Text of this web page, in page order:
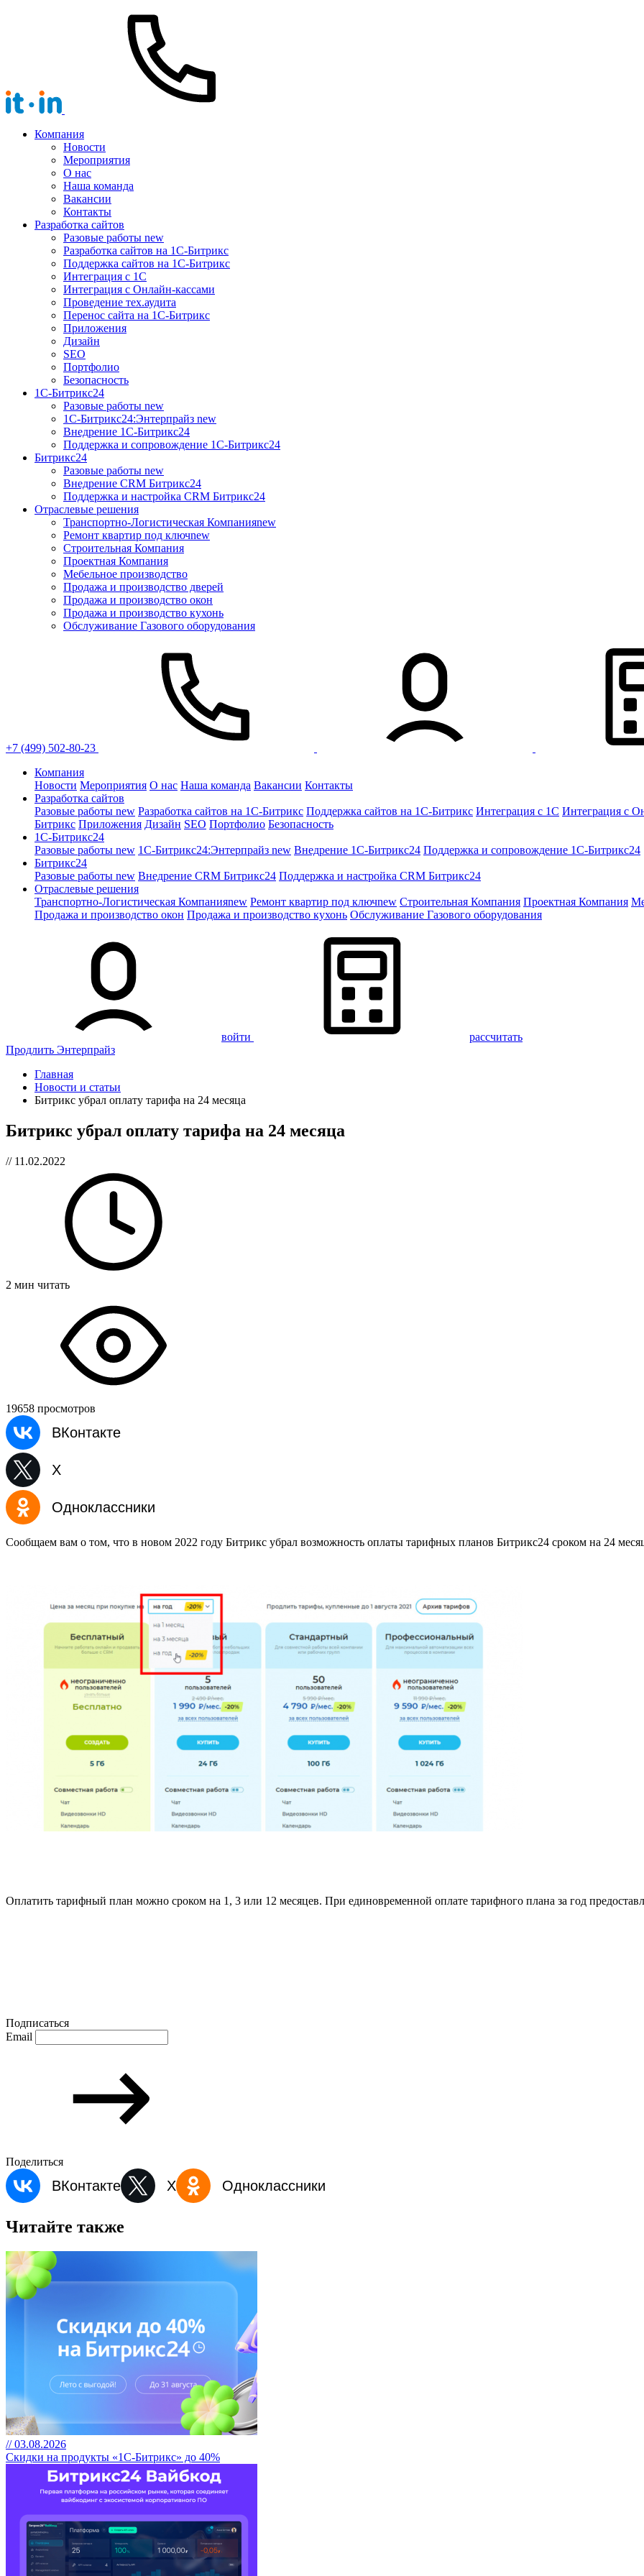
Компания
Новости
Мероприятия
О нас
Наша команда
Вакансии
Контакты
Разработка сайтов
Разовые работы new
Разработка сайтов на 1С-Битрикс
Поддержка сайтов на 1С-Битрикс
Интеграция с 1С
Интеграция с Онлайн-кассами
Проведение тех.аудита
Перенос сайта на 1С-Битрикс
Приложения
Дизайн
SEO
Портфолио
Безопасность
1C-Битрикс24
Разовые работы new
1С-Битрикс24:Энтерпрайз new
Внедрение 1C-Битрикс24
Поддержка и сопровождение 1С-Битрикс24
Битрикс24
Разовые работы new
Внедрение CRM Битрикс24
Поддержка и настройка CRM Битрикс24
Отраслевые решения
Транспортно-Логистическая Компанияnew
Ремонт квартир под ключnew
Строительная Компания
Проектная Компания
Мебельное производство
Продажа и производство дверей
Продажа и производство окон
Продажа и производство кухонь
Обслуживание Газового оборудования
+7 (499) 502-80-23
Компания
Новости Мероприятия О нас Наша команда Вакансии Контакты
Разработка сайтов
Разовые работы new Разработка сайтов на 1С-Битрикс Поддержка сайтов на 1С-Битрикс Интеграция с 1С Интеграция с
Битрикс Приложения Дизайн SEO Портфолио Безопасность
1C-Битрикс24
Разовые работы new 1С-Битрикс24:Энтерпрайз new Внедрение 1C-Битрикс24 Поддержка и сопровождение 1С-Битрикс24
Битрикс24
Разовые работы new Внедрение CRM Битрикс24 Поддержка и настройка CRM Битрикс24
Отраслевые решения
Транспортно-Логистическая Компанияnew Ремонт квартир под ключnew Строительная Компания Проектная Компания
Продажа и производство окон Продажа и производство кухонь Обслуживание Газового оборудования
войти
рассчитать
Продлить Энтерпрайз
Главная
Новости и статьи
Битрикс убрал оплату тарифа на 24 месяца
Битрикс убрал оплату тарифа на 24 месяца
// 11.02.2022
2 мин читать
19658 просмотров
ВКонтакте
X
Одноклассники
Сообщаем вам о том, что в новом 2022 году Битрикс убрал возможность оплаты тарифных планов Битрикс24 сроком на 24
Оплатить тарифный план можно сроком на 1, 3 или 12 месяцев. При единовременной оплате тарифного плана за год
Подписаться
Email
Поделиться
ВКонтакте X Одноклассники
Читайте также
// 03.08.2026
Скидки на продукты «1С-Битрикс» до 40%